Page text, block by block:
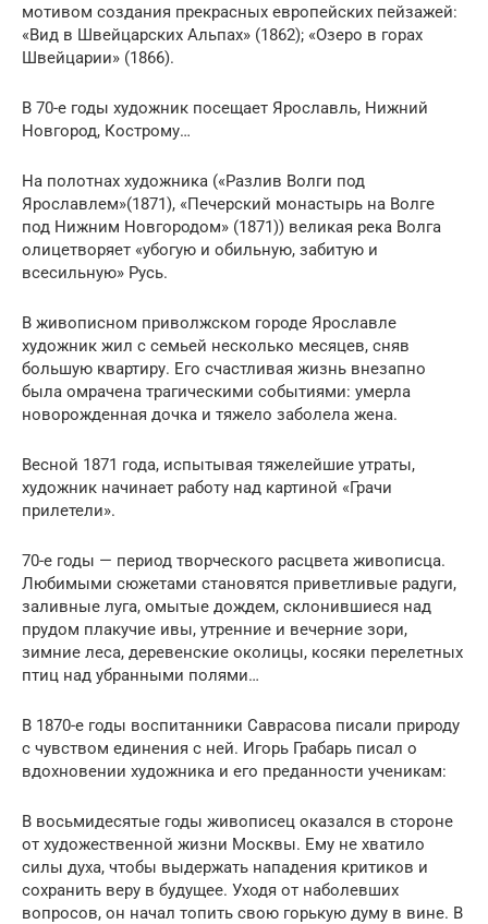
мотивом создания прекрасных европейских пейзажей:
«Вид в Швейцарских Альпах» (1862); «Озеро в горах
Швейцарии» (1866).
В 70-е годы художник посещает Ярославль, Нижний
Новгород, Кострому…
На полотнах художника («Разлив Волги под
Ярославлем»(1871), «Печерский монастырь на Волге
под Нижним Новгородом» (1871)) великая река Волга
олицетворяет «убогую и обильную, забитую и
всесильную» Русь.
В живописном приволжском городе Ярославле
художник жил с семьей несколько месяцев, сняв
большую квартиру. Его счастливая жизнь внезапно
была омрачена трагическими событиями: умерла
новорожденная дочка и тяжело заболела жена.
Весной 1871 года, испытывая тяжелейшие утраты,
художник начинает работу над картиной «Грачи
прилетели».
70-е годы — период творческого расцвета живописца.
Любимыми сюжетами становятся приветливые радуги,
заливные луга, омытые дождем, склонившиеся над
прудом плакучие ивы, утренние и вечерние зори,
зимние леса, деревенские околицы, косяки перелетных
птиц над убранными полями…
В 1870-е годы воспитанники Саврасова писали природу
с чувством единения с ней. Игорь Грабарь писал о
вдохновении художника и его преданности ученикам:
В восьмидесятые годы живописец оказался в стороне
от художественной жизни Москвы. Ему не хватило
силы духа, чтобы выдержать нападения критиков и
сохранить веру в будущее. Уходя от наболевших
вопросов, он начал топить свою горькую думу в вине. В